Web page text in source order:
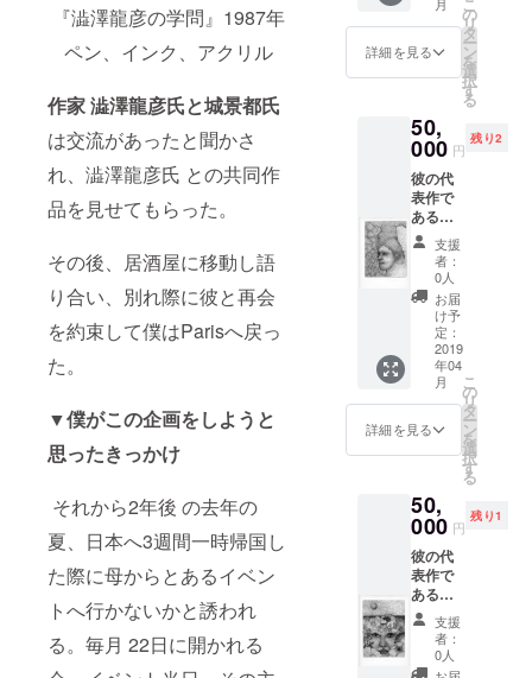
『澁澤龍彦の学問』1987年
ペン、インク、アクリル
作家 澁澤龍彦氏と城景都氏
は交流があったと聞かさ
れ、澁澤龍彦氏 との共同作
品を見せてもらった。
その後、居酒屋に移動し語
り合い、別れ際に彼と再会
を約束して僕はParisへ戻っ
た。
▼僕がこの企画をしようと
思ったきっかけ
それから2年後 の去年の
夏、日本へ3週間一時帰国し
た際に母からとあるイベン
トへ行かないかと誘われ
る。毎月 22日に開かれる
ルでご
ます。
交通費
に含ま
れてお
りませ
ん。
期限な
し
しま
す。
27x40c
m 直筆
のサイ
ンと品
番入り
て、僕
からお
礼の言
葉を添
えてお
送りし
ます。
詳細を見る
の
リ
タ
ー
ン
を
選
択
す
る
50,
000 円
残り2
彼の代
表作で
ある葉
脈をモ
チーフ
に描い
た銅版
画によ
る作
品。直
筆のサ
インと
品番入
り サイ
ズ
28x33c
所有し
ている
のでそ
れぞれ
品番は
異なり
ます）
又 20年
前のも
のなの
支援
者：
0人
お届
け予
定：
2019
年04
月
詳細を見る
こ
の
リ
タ
ー
ン
を
選
択
す
る
50,
000 円
残り1
彼の代
表作で
ある葉
脈をモ
チーフ
に描い
た銅版
支援
者：
0人